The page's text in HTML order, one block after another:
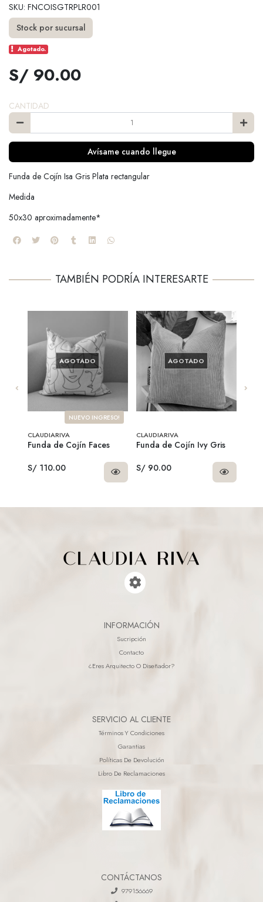
SKU: FNCOISGTRPLR001
Stock por sucursal
Agotado.
S/ 90.00
CANTIDAD
Avísame cuando llegue
Funda de Cojín Isa Gris Plata rectangular
Medida
50x30 aproximadamente*
TAMBIÉN PODRÍA INTERESARTE
AGOTADO
NUEVO INGRESO!
CLAUDIARIVA
Funda de Cojín Faces
S/ 110.00
AGOTADO
CLAUDIARIVA
Funda de Cojín Ivy Gris
S/ 90.00
INFORMACIÓN
Sucripción
Contacto
¿eres Arquitecto O Diseñador?
SERVICIO AL CLIENTE
Términos Y Condiciones
Garantias
Políticas De Devolución
Libro De Reclamaciones
CONTÁCTANOS
979156669